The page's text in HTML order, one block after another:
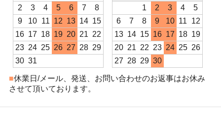
2
3 4 5 6 7
8
9
10 11 12 13 14 15
16 17 18 19 20 21 22
23 24 25 26 27 28 29
30 31
1
2 3 4
5
6
7 8 9 10 11
12
13 14 15 16 17 18 19
20 21 22 23 24 25 26
27 28 29 30
■休業日/メール、発送、お問い合わせのお返事はお休み
させて頂いております。